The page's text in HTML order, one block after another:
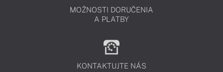
MOŽNOSTI DORUČENIA
A PLATBY
KONTAKTUJTE NÁS